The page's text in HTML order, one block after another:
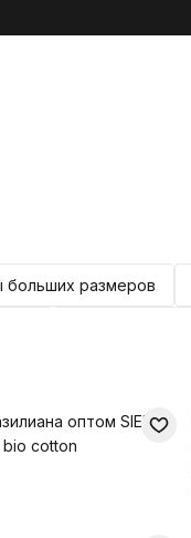
больших размеров
оптом SIELEI
cotton